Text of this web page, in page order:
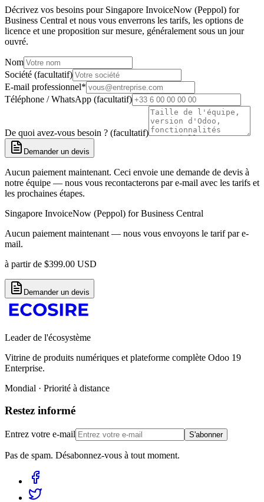
Décrivez vos besoins pour Singapore InvoiceNow (Peppol) for
Business Central et nous vous enverrons les tarifs, les options de
licence et une proposition sur mesure, généralement sous un jour
ouvré.
Nom
Société (facultatif)
E-mail professionnel*
Téléphone / WhatsApp (facultatif)
De quoi avez-vous besoin ? (facultatif)
Demander un devis
Aucun paiement maintenant. Ceci envoie une demande de devis à
notre équipe — nous vous recontacterons par e-mail avec les tarifs et
les prochaines étapes.
Singapore InvoiceNow (Peppol) for Business Central
Aucun paiement maintenant — nous vous envoyons le tarif par e-
mail.
à partir de $399.00 USD
Demander un devis
Leader de l'écosystème
Vitrine de produits numériques et plateforme complète Odoo 19
Enterprise.
Mondial · Priorité à distance
Restez informé
Entrez votre e-mail S'abonner
Pas de spam. Désabonnez-vous à tout moment.